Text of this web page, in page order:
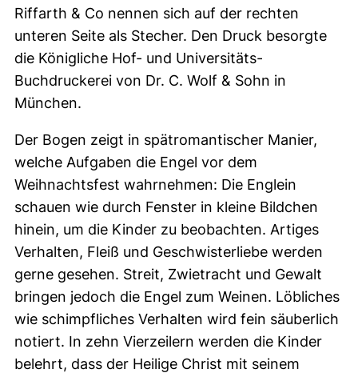
Riffarth & Co nennen sich auf der rechten
unteren Seite als Stecher. Den Druck besorgte
die Königliche Hof- und Universitäts-
Buchdruckerei von Dr. C. Wolf & Sohn in
München.
Der Bogen zeigt in spätromantischer Manier,
welche Aufgaben die Engel vor dem
Weihnachtsfest wahrnehmen: Die Englein
schauen wie durch Fenster in kleine Bildchen
hinein, um die Kinder zu beobachten. Artiges
Verhalten, Fleiß und Geschwisterliebe werden
gerne gesehen. Streit, Zwietracht und Gewalt
bringen jedoch die Engel zum Weinen. Löbliches
wie schimpfliches Verhalten wird fein säuberlich
notiert. In zehn Vierzeilern werden die Kinder
belehrt, dass der Heilige Christ mit seinem